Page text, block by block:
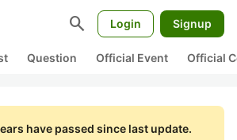
search Login Signup
Question Official Event Official
have passed since last update.